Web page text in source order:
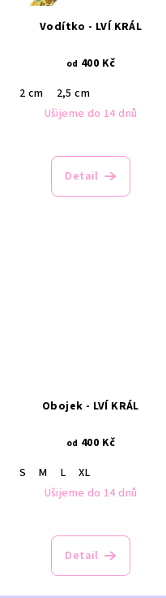
Vodítko - LVÍ KRÁL
od 400 Kč
2 cm
2,5 cm
Ušijeme do 14 dnů
Detail
Obojek - LVÍ KRÁL
od 400 Kč
S
M L
XL
Ušijeme do 14 dnů
Detail